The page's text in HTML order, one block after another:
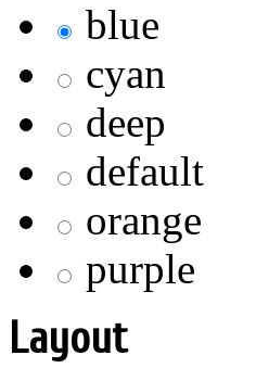
blue
cyan
deep
default
orange
purple
Layout